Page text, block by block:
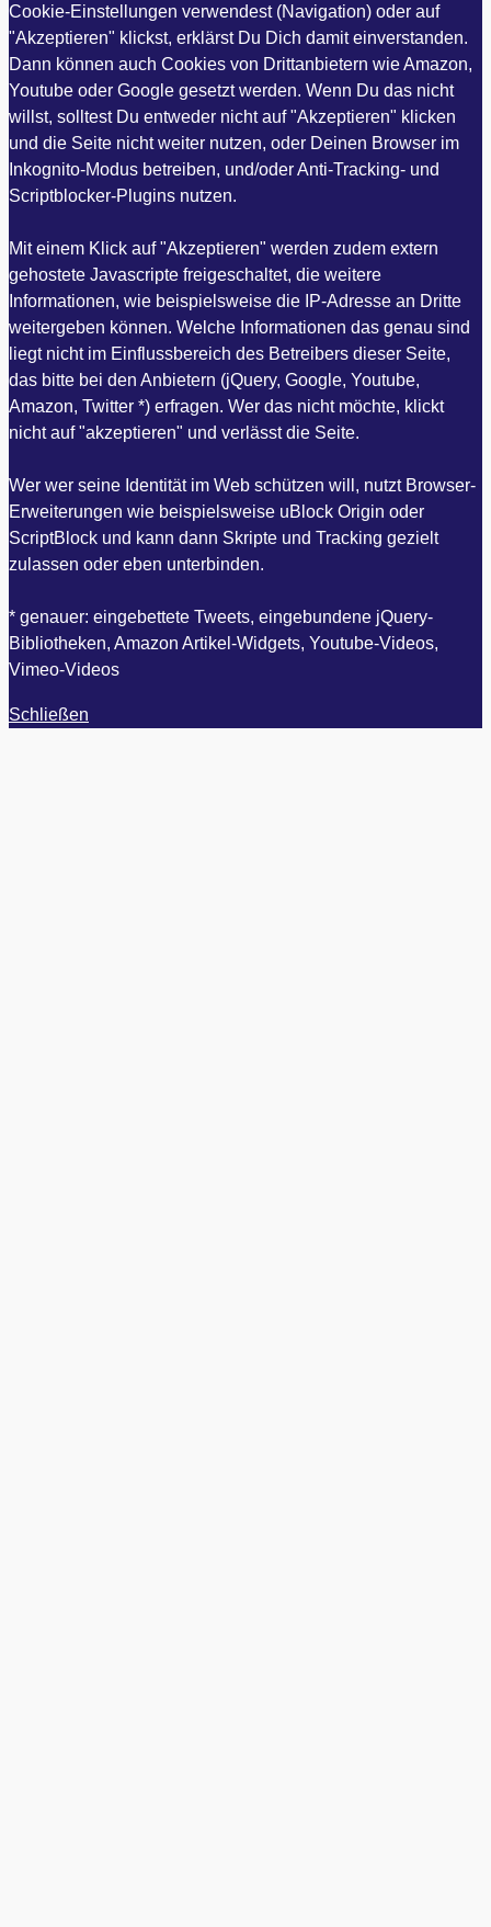
Cookie-Einstellungen verwendest (Navigation) oder auf
"Akzeptieren" klickst, erklärst Du Dich damit einverstanden.
Dann können auch Cookies von Drittanbietern wie Amazon,
Youtube oder Google gesetzt werden. Wenn Du das nicht
willst, solltest Du entweder nicht auf "Akzeptieren" klicken
und die Seite nicht weiter nutzen, oder Deinen Browser im
Inkognito-Modus betreiben, und/oder Anti-Tracking- und
Scriptblocker-Plugins nutzen.
Mit einem Klick auf "Akzeptieren" werden zudem extern
gehostete Javascripte freigeschaltet, die weitere
Informationen, wie beispielsweise die IP-Adresse an Dritte
weitergeben können. Welche Informationen das genau sind
liegt nicht im Einflussbereich des Betreibers dieser Seite,
das bitte bei den Anbietern (jQuery, Google, Youtube,
Amazon, Twitter *) erfragen. Wer das nicht möchte, klickt
nicht auf "akzeptieren" und verlässt die Seite.
Wer wer seine Identität im Web schützen will, nutzt Browser-
Erweiterungen wie beispielsweise uBlock Origin oder
ScriptBlock und kann dann Skripte und Tracking gezielt
zulassen oder eben unterbinden.
* genauer: eingebettete Tweets, eingebundene jQuery-
Bibliotheken, Amazon Artikel-Widgets, Youtube-Videos,
Vimeo-Videos
Schließen